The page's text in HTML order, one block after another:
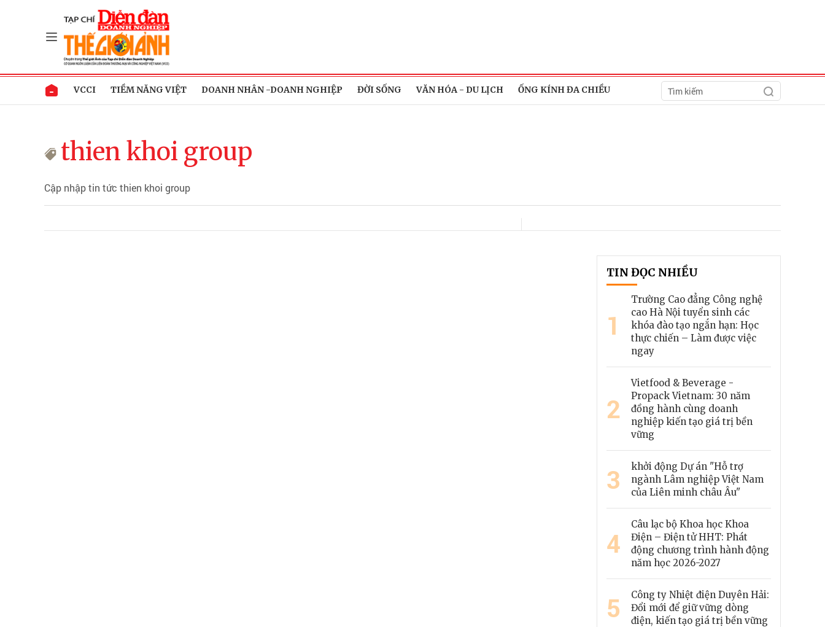
VCCI TIỀM NĂNG VIỆT DOANH NHÂN -DOANH NGHIỆP ĐỜI SỐNG VĂN HÓA - DU LỊCH ỐNG KÍNH ĐA CHIỀU
thien khoi group
Cập nhập tin tức thien khoi group
TIN ĐỌC NHIỀU
1
Trường Cao đẳng Công nghệ
cao Hà Nội tuyển sinh các
khóa đào tạo ngắn hạn: Học
thực chiến – Làm được việc
ngay
2
Vietfood & Beverage -
Propack Vietnam: 30 năm
đồng hành cùng doanh
nghiệp kiến tạo giá trị bền
vững
3
khởi động Dự án "Hỗ trợ
ngành Lâm nghiệp Việt Nam
của Liên minh châu Âu"
4
Câu lạc bộ Khoa học Khoa
Điện – Điện tử HHT: Phát
động chương trình hành động
năm học 2026-2027
5
Công ty Nhiệt điện Duyên Hải:
Đổi mới để giữ vững dòng
điện, kiến tạo giá trị bền vững